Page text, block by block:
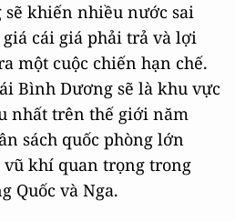
khiến nhiều nước sai
cái giá phải trả và lợi
một cuộc chiến hạn chế.
Bình Dương sẽ là khu vực
nhất trên thế giới năm
sách quốc phòng lớn
khí quan trọng trong
Quốc và Nga.